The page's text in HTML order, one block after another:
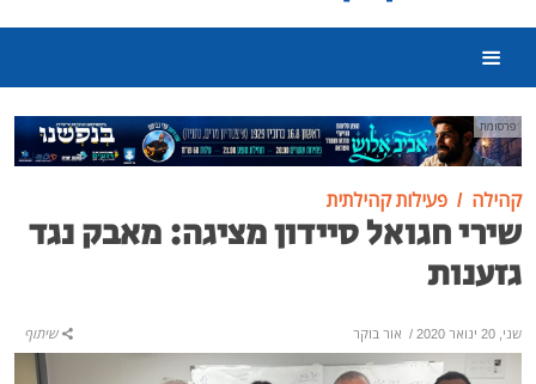
פרסומת
קהילה פעילות קהילתית
שירי חגואל סיידון מציגה: מאבק נגד
גזענות
שני, 20 ינואר 2020 / אור בוקר שיתוף